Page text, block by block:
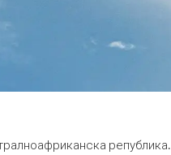
република.